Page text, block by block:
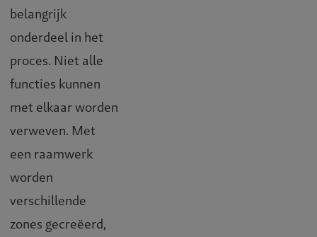
belangrijk
onderdeel in het
proces. Niet alle
functies kunnen
met elkaar worden
verweven. Met
een raamwerk
worden
verschillende
zones gecreëerd,